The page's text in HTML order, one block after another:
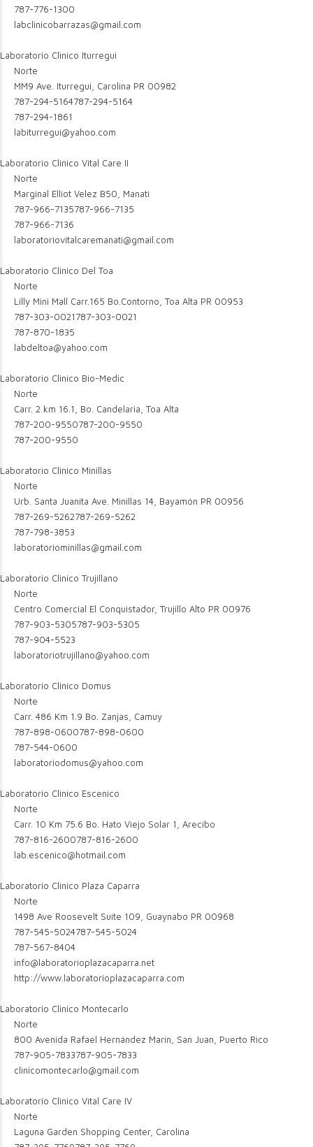
787-776-1300
labclinicobarrazas@gmail.com
Laboratorio Clinico Iturregui
Norte
MM9 Ave. Iturregui, Carolina PR 00982
787-294-5164787-294-5164
787-294-1861
labiturregui@yahoo.com
Laboratorio Clinico Vital Care II
Norte
Marginal Elliot Velez B50, Manati
787-966-7135787-966-7135
787-966-7136
laboratoriovitalcaremanati@gmail.com
Laboratorio Clinico Del Toa
Norte
Lilly Mini Mall Carr.165 Bo.Contorno, Toa Alta PR 00953
787-303-0021787-303-0021
787-870-1835
labdeltoa@yahoo.com
Laboratorio Clinico Bio-Medic
Norte
Carr. 2 km 16.1, Bo. Candelaria, Toa Alta
787-200-9550787-200-9550
787-200-9550
Laboratorio Clinico Minillas
Norte
Urb. Santa Juanita Ave. Minillas 14, Bayamón PR 00956
787-269-5262787-269-5262
787-798-3853
laboratoriominillas@gmail.com
Laboratorio Clinico Trujillano
Norte
Centro Comercial El Conquistador, Trujillo Alto PR 00976
787-903-5305787-903-5305
787-904-5523
laboratoriotrujillano@yahoo.com
Laboratorio Clinico Domus
Norte
Carr. 486 Km 1.9 Bo. Zanjas, Camuy
787-898-0600787-898-0600
787-544-0600
laboratoriodomus@yahoo.com
Laboratorio Clinico Escenico
Norte
Carr. 10 Km 75.6 Bo. Hato Viejo Solar 1, Arecibo
787-816-2600787-816-2600
lab.escenico@hotmail.com
Laboratorio Clinico Plaza Caparra
Norte
1498 Ave Roosevelt Suite 109, Guaynabo PR 00968
787-545-5024787-545-5024
787-567-8404
info@laboratorioplazacaparra.net
http://www.laboratorioplazacaparra.com
Laboratorio Clinico Montecarlo
Norte
800 Avenida Rafael Hernández Marín, San Juan, Puerto Rico
787-905-7833787-905-7833
clinicomontecarlo@gmail.com
Laboratorio Clinico Vital Care IV
Norte
Laguna Garden Shopping Center, Carolina